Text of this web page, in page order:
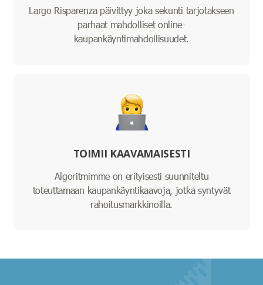
Largo Risparenza päivittyy joka sekunti tarjotakseen
parhaat mahdolliset online-
kaupankäyntimahdollisuudet.
TOIMII KAAVAMAISESTI
Algoritmimme on erityisesti suunniteltu
toteuttamaan kaupankäyntikaavoja, jotka syntyvät
rahoitusmarkkinoilla.